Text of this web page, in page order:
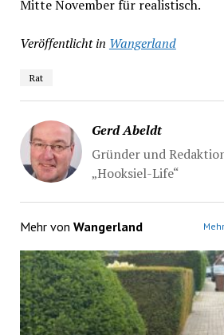
Mitte November für realistisch.
Veröffentlicht in Wangerland
Rat
Gerd Abeldt
Gründer und
„Hooksiel-Life“
Mehr von Wangerland